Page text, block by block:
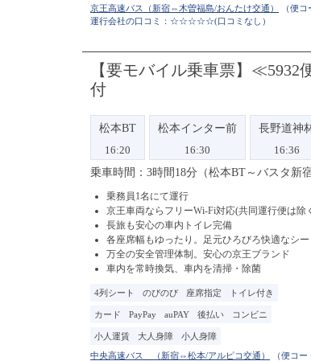
（便コ
運行会社の口コミ：☆☆☆☆☆(口コミなし）
【要モバイル乗車票】
付
（便コー
松本BT
16:20
松本インター前
16:30
長野道神
16:36
乗車時間：3時間18分（松本BT～バスタ新宿
4列シート のびのび 座席指定 トイレ付き
乗務員1名にて運行
京王車両ならフリーWi-Fi対応(共同運行便は除
長旅も安心の車内トイレ完備
各座席幅もゆったり。足元ひろびろ快適なシー
万全の安全管理体制。安心の京王ブランド
車内を常時換気、車内を清掃・除菌
カード PayPay auPAY 後払い コンビニ
小人運賃 大人身障 小人身障